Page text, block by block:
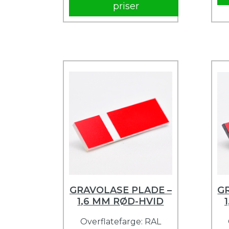
priser
GRAVOLASE PLADE –
1,6 MM RØD-HVID
Overflatefarge: RAL